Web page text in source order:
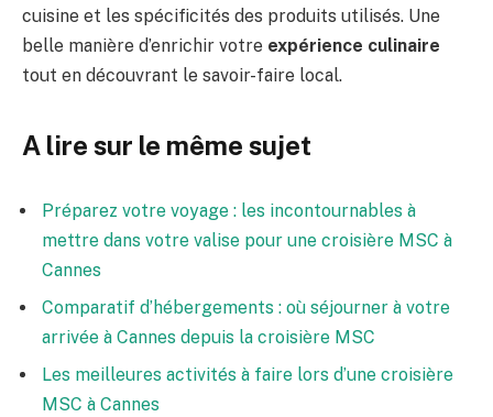
cuisine et les spécificités des produits utilisés. Une
belle manière d’enrichir votre expérience culinaire
tout en découvrant le savoir-faire local.
A lire sur le même sujet
Préparez votre voyage : les incontournables à
mettre dans votre valise pour une croisière MSC à
Cannes
Comparatif d’hébergements : où séjourner à votre
arrivée à Cannes depuis la croisière MSC
Les meilleures activités à faire lors d’une croisière
MSC à Cannes